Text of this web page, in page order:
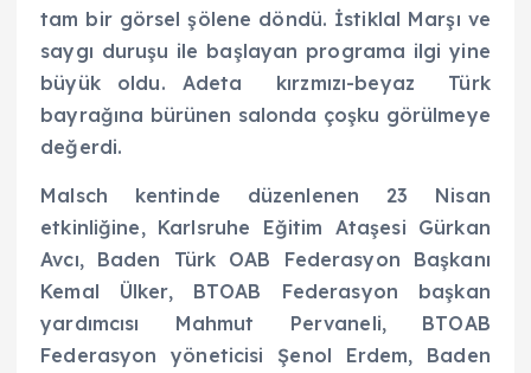
tam bir görsel şölene döndü. İstiklal Marşı ve
saygı duruşu ile başlayan programa ilgi yine
büyük oldu. Adeta kırzmızı-beyaz Türk
bayrağına bürünen salonda çoşku görülmeye
değerdi.
Malsch kentinde düzenlenen 23 Nisan
etkinliğine, Karlsruhe Eğitim Ataşesi Gürkan
Avcı, Baden Türk OAB Federasyon Başkanı
Kemal Ülker, BTOAB Federasyon başkan
yardımcısı Mahmut Pervaneli, BTOAB
Federasyon yöneticisi Şenol Erdem, Baden